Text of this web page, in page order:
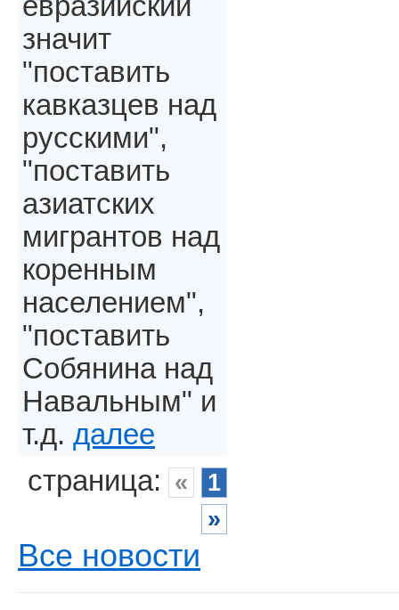
евразийский
значит
"поставить
кавказцев над
русскими",
"поставить
азиатских
мигрантов над
коренным
населением",
"поставить
Собянина над
Навальным" и
т.д. далее
страница: «
1
»
Все новости